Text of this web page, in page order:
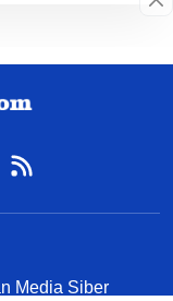
Media Siber